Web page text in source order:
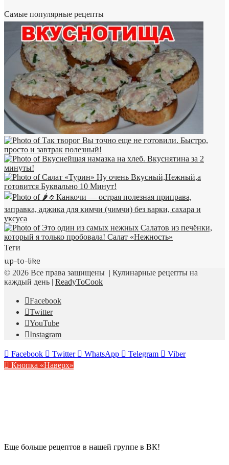
Самые популярные рецепты
Теги
up-to-like
© 2026 Все права защищены | Кулинарные рецепты на
каждый день | ReadyToCook
Facebook
Twitter
YouTube
Instagram
Facebook Twitter WhatsApp Telegram
Viber
Кнопка «Наверх»
Еще больше рецептов в нашей группе в ВК!